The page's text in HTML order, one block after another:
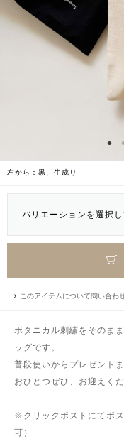
左から：黒、生成り
バリエーションを選択
このアイテムについて問い合わ
ボタニカル刺繍をそのま
ッグです。
普段使いからプレゼント
おひとつぜひ、お迎えくだ
※クリックポストにてポ
可）